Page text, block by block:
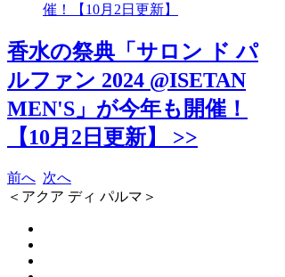
催！【10月2日更新】
香水の祭典「サロン ド パ
ルファン 2024 @ISETAN
MEN'S」が今年も開催！
【10月2日更新】 >>
前へ 次へ
＜アクア ディ パルマ＞